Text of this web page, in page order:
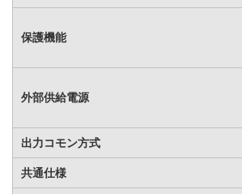
保護機能
外部供給電源
出力コモン方式
共通仕様